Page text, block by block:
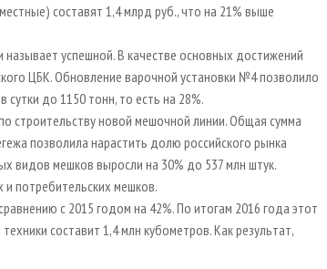
составят 1,4 млрд руб., что на 21% выше
успешной. В качестве основных достижений
ЦБК. Обновление варочной установки №4 позволило
до 1150 тонн, то есть на 28%.
строительству новой мешочной линии. Общая сумма
позволила нарастить долю российского рынка
видов мешков выросли на 30% до 537 млн штук.
и потребительских мешков.
с 2015 годом на 42%. По итогам 2016 года этот
составит 1,4 млн кубометров. Как результат,